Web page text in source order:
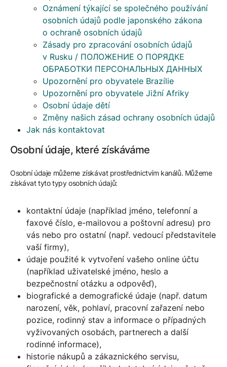
Oznámení týkající se společného používání
osobních údajů podle japonského zákona
o ochraně osobních údajů
Zásady pro zpracování osobních údajů
v Rusku / ПОЛОЖЕНИЕ О ПОРЯДКЕ
ОБРАБОТКИ ПЕРСОНАЛЬНЫХ ДАННЫХ
Upozornění pro obyvatele Brazílie
Upozornění pro obyvatele Jižní Afriky
Osobní údaje dětí
Změny našich zásad ochrany osobních údajů
Jak nás kontaktovat
Osobní údaje, které získáváme
Osobní údaje můžeme získávat prostřednictvím kanálů. Můžeme
získávat tyto typy osobních údajů:
kontaktní údaje (například jméno, telefonní a
faxové číslo, e-mailovou a poštovní adresu) pro
vás nebo pro ostatní (např. vedoucí představitele
vaší firmy),
údaje použité k vytvoření vašeho online účtu
(například uživatelské jméno, heslo a
bezpečnostní otázku a odpověď),
biografické a demografické údaje (např. datum
narození, věk, pohlaví, pracovní zařazení nebo
pozice, rodinný stav a informace o případných
vyživovaných osobách, partnerech a další
rodinné informace),
historie nákupů a zákaznického servisu,